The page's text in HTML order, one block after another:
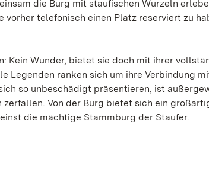
die Burg mit staufischen Wurzeln
vorher telefonisch einen Platz reserviert zu
Kein Wunder, bietet sie doch mit ihrer
Legenden ranken sich um ihre Verbindung
so unbeschädigt präsentieren, ist
Von der Burg bietet sich ein
die mächtige Stammburg der Staufer.